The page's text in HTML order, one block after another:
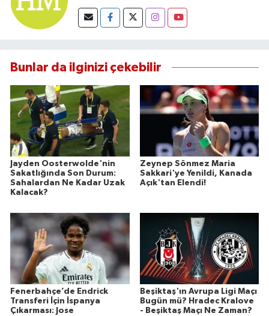
Bunlar da ilginizi çekebilir
Jayden Oosterwolde'nin
Sakatlığında Son Durum:
Sahalardan Ne Kadar Uzak
Kalacak?
Zeynep Sönmez Maria
Sakkari'ye Yenildi, Kanada
Açık'tan Elendi!
Fenerbahçe’de Endrick
Transferi İçin İspanya
Çıkarması: Jose
Beşiktaş'ın Avrupa Ligi Maçı
Bugün mü? Hradec Kralove
- Beşiktaş Maçı Ne Zaman?